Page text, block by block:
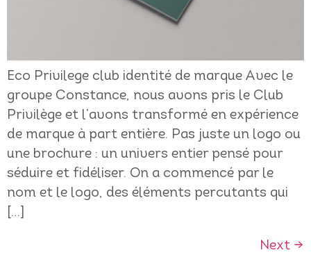
Eco Privilege club identité de marque Avec le
groupe Constance, nous avons pris le Club
Privilège et l’avons transformé en expérience
de marque à part entière. Pas juste un logo ou
une brochure : un univers entier pensé pour
séduire et fidéliser. On a commencé par le
nom et le logo, des éléments percutants qui
[…]
Next →